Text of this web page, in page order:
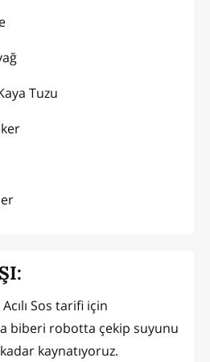
Tuzu
Sos tarifi için
biberi robotta çekip suyunu
kaynatıyoruz.